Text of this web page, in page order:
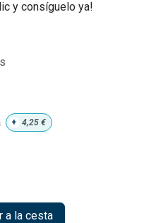
y consíguelo ya!
+ 4,25€
a la cesta